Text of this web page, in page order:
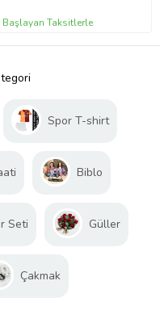
Başlayan Taksitlerle
Spor T-shirt
Biblo
Seti Güller
Çakmak